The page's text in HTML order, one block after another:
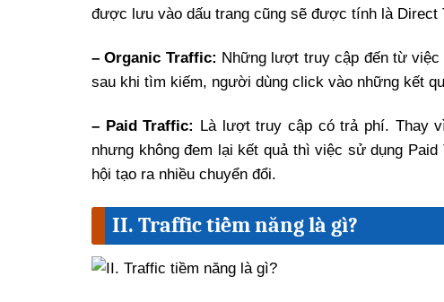
được lưu vào dấu trang cũng sẽ được tính là Direct
– Organic Traffic: Những lượt truy cập đến từ
sau khi tìm kiếm, người dùng click vào những kết
– Paid Traffic:
Là lượt truy cập có trả phí. Thay
nhưng không đem lại kết quả thì việc sử dụng
hội tạo ra nhiều chuyển đổi.
II. Traffic tiềm năng là gì?